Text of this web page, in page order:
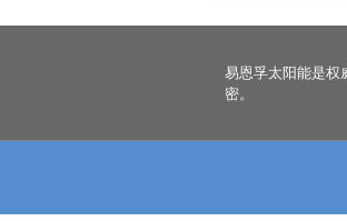
易恩孚太阳能是权
密。